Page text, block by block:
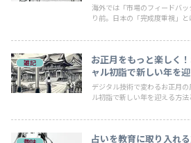
海外では「市場のフィードバ
り前。日本の「完成度重視」
雑記
お正月をもっと楽しく
ャル初詣で新しい年を
デジタル技術で変わるお正月
ル初詣で新しい年を迎える方法
占いを教育に取り入れ